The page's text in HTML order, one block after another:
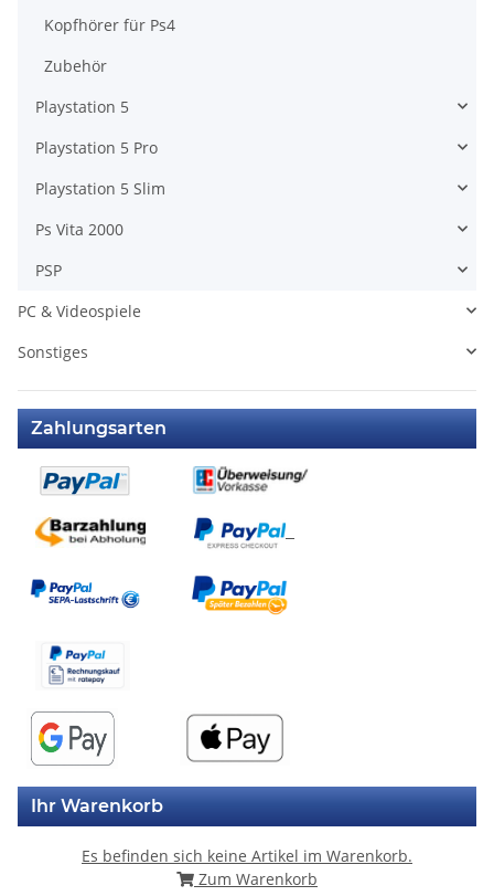
Kopfhörer für Ps4
Zubehör
Playstation 5
Playstation 5 Pro
Playstation 5 Slim
Ps Vita 2000
PSP
PC & Videospiele
Sonstiges
Zahlungsarten
Ihr Warenkorb
Es befinden sich keine Artikel im Warenkorb.
Zum Warenkorb